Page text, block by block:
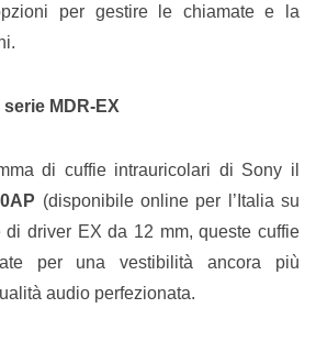
per gestire le chiamate e la
MDR-EX
di cuffie intrauricolari di Sony il
(disponibile online per l’Italia su
di driver EX da 12 mm, queste cuffie
per una vestibilità ancora più
audio perfezionata.